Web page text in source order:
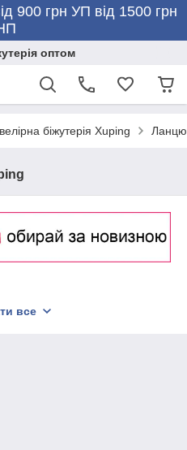
900 грн УП від 1500 грн
оптом
біжутерія Xuping
все